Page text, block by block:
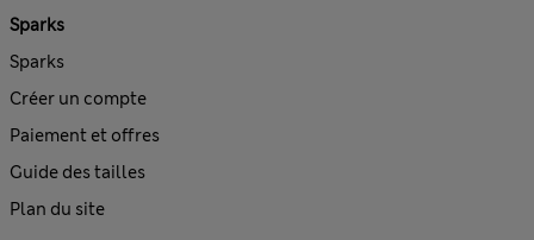
Sparks
Sparks
Créer un compte
Paiement et offres
Guide des tailles
Plan du site